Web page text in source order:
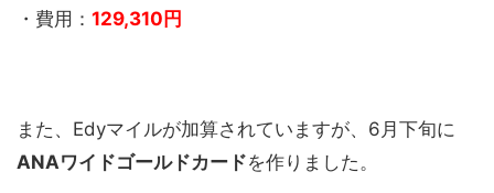
・費用： 129,310円
また、Edyマイルが加算されていますが、6月下旬に
ANAワイドゴールドカードを作りました。